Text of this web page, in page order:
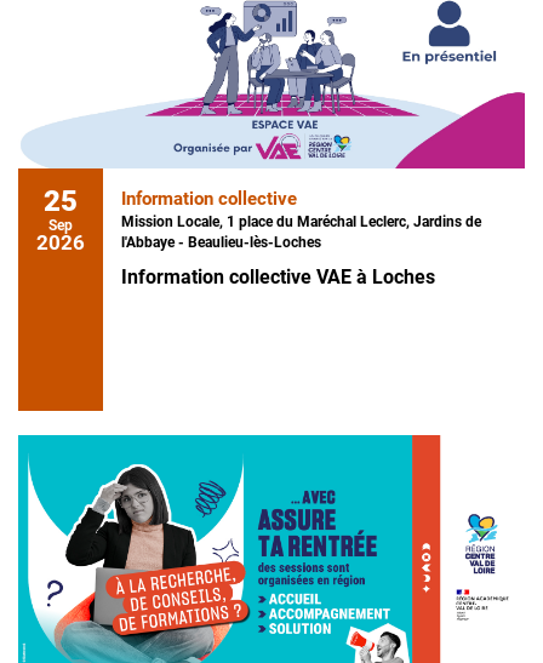
25
Sep
2026
Information collective
Mission Locale, 1 place du Maréchal Leclerc, Jardins de
l'Abbaye - Beaulieu-lès-Loches
Information collective VAE à Loches